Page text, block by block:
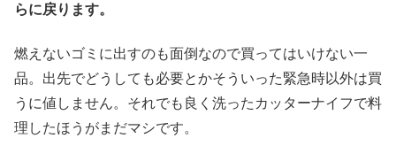
らに戻ります。
燃えないゴミに出すのも面倒なので買ってはいけない一
品。出先でどうしても必要とかそういった緊急時以外は買
うに値しません。それでも良く洗ったカッターナイフで料
理したほうがまだマシです。